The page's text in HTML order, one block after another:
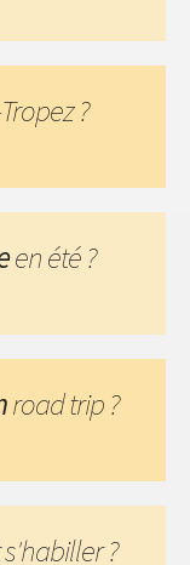
?
en été ?
road trip ?
?